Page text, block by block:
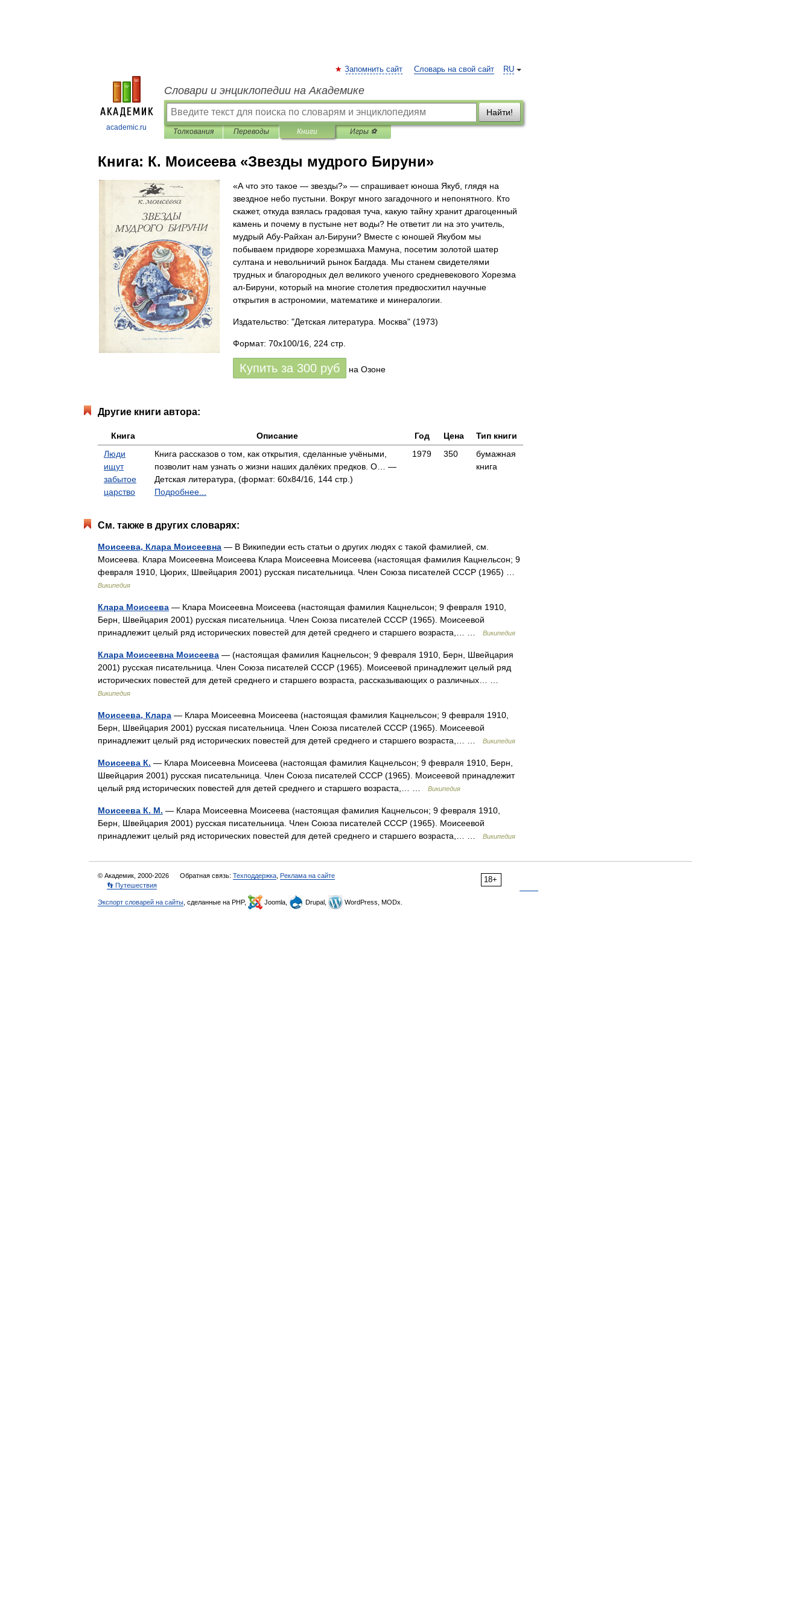
academic.ru
RU
Запомнить сайт Словарь на свой сайт
Словари и энциклопедии на Академике
Найти!
Толкования Переводы Книги Игры ⚽
Книга: К. Моисеева «Звезды мудрого Бируни»
«А что это такое — звезды?» — спрашивает юноша Якуб, глядя на
звездное небо пустыни. Вокруг много загадочного и непонятного. Кто
скажет, откуда взялась градовая туча, какую тайну хранит драгоценный
камень и почему в пустыне нет воды? Не ответит ли на это учитель,
мудрый Абу-Райхан ал-Бируни? Вместе с юношей Якубом мы
побываем придворе хорезмшаха Мамуна, посетим золотой шатер
султана и невольничий рынок Багдада. Мы станем свидетелями
трудных и благородных дел великого ученого средневекового Хорезма
ал-Бируни, который на многие столетия предвосхитил научные
открытия в астрономии, математике и минералогии.
Издательство: "Детская литература. Москва" (1973)
Формат: 70x100/16, 224 стр.
Купить за 300 руб на Озоне
Другие книги автора:
Книга Описание Год Цена
Тип книги
Люди
ищут
забытое
царство
Книга рассказов о том, как открытия, сделанные учёными,
позволит нам узнать о жизни наших далёких предков. О… —
Детская литература, (формат: 60x84/16, 144 стр.)
Подробнее...
1979 350
бумажная
книга
См. также в других словарях:
Моисеева, Клара Моисеевна — В Википедии есть статьи о других людях с такой фамилией, см.
Моисеева. Клара Моисеевна Моисеева Клара Моисеевна Моисеева (настоящая фамилия Кацнельсон; 9
февраля 1910, Цюрих, Швейцария 2001) русская писательница. Член Союза писателей СССР (1965) …
Википедия
Клара Моисеева — Клара Моисеевна Моисеева (настоящая фамилия Кацнельсон; 9 февраля 1910,
Берн, Швейцария 2001) русская писательница. Член Союза писателей СССР (1965). Моисеевой
принадлежит целый ряд исторических повестей для детей среднего и старшего возраста,… …
Википедия
Клара Моисеевна Моисеева — (настоящая фамилия Кацнельсон; 9 февраля 1910, Берн, Швейцария
2001) русская писательница. Член Союза писателей СССР (1965). Моисеевой принадлежит целый ряд
исторических повестей для детей среднего и старшего возраста, рассказывающих о различных… …
Википедия
Моисеева, Клара — Клара Моисеевна Моисеева (настоящая фамилия Кацнельсон; 9 февраля 1910,
Берн, Швейцария 2001) русская писательница. Член Союза писателей СССР (1965). Моисеевой
принадлежит целый ряд исторических повестей для детей среднего и старшего возраста,… …
Википедия
Моисеева К. — Клара Моисеевна Моисеева (настоящая фамилия Кацнельсон; 9 февраля 1910, Берн,
Швейцария 2001) русская писательница. Член Союза писателей СССР (1965). Моисеевой принадлежит
целый ряд исторических повестей для детей среднего и старшего возраста,… …
Википедия
Моисеева К. М. — Клара Моисеевна Моисеева (настоящая фамилия Кацнельсон; 9 февраля 1910,
Берн, Швейцария 2001) русская писательница. Член Союза писателей СССР (1965). Моисеевой
принадлежит целый ряд исторических повестей для детей среднего и старшего возраста,… …
Википедия
18+
© Академик, 2000-2026 Обратная связь: Техподдержка Реклама на сайте
👣 Путешествия
Экспорт словарей на сайты , сделанные на PHP, Joomla, Drupal, WordPress, MODx.